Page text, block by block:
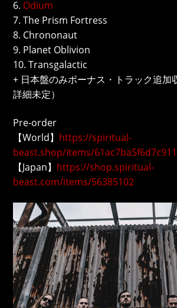
6. Odium
7. The Prism Fortress
8. Chrononaut
9. Planet Oblivion
10. Transgalactic
+ 日本盤のみボーナス・トラック追加
詳細未定）
Pre-order
【World】 https://spiritual-
beast.shop/items/
【Japan】 https://shop.spiritual-
beast.com/items/56385102